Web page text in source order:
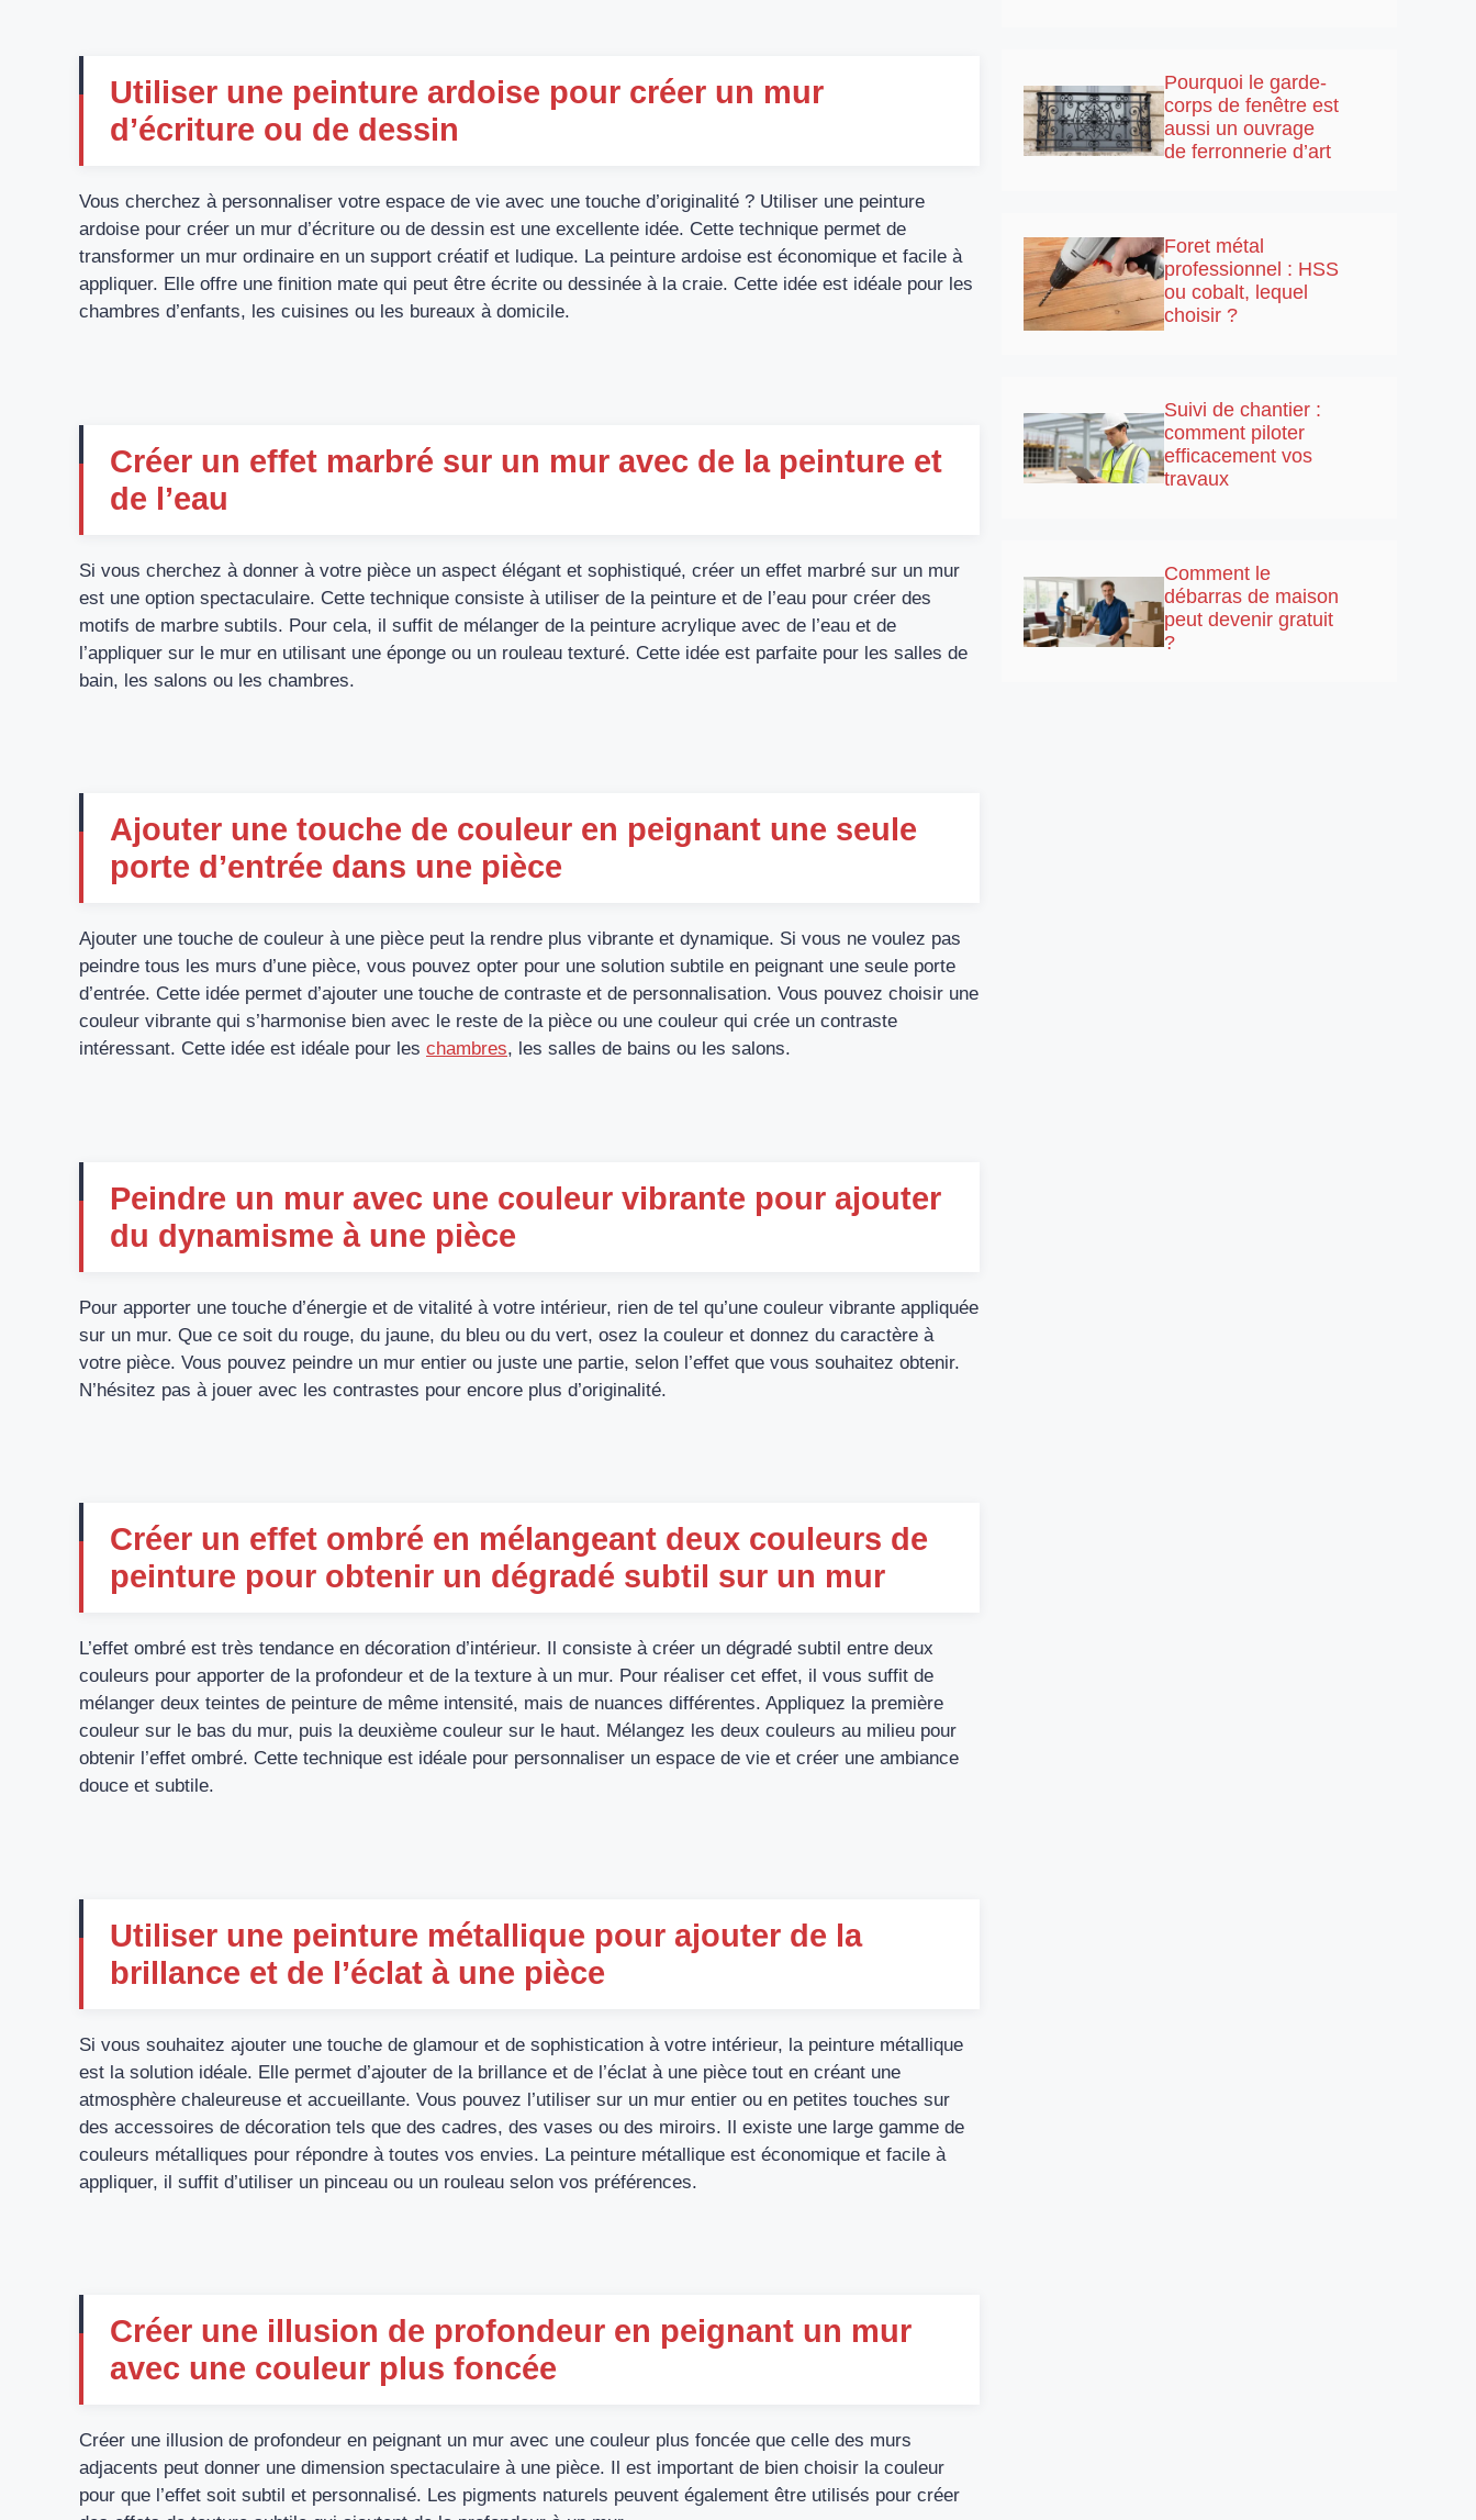
Utiliser une peinture ardoise pour créer un mur
d’écriture ou de dessin
Vous cherchez à personnaliser votre espace de vie avec une touche d’originalité ? Utiliser une peinture
ardoise pour créer un mur d’écriture ou de dessin est une excellente idée. Cette technique permet de
transformer un mur ordinaire en un support créatif et ludique. La peinture ardoise est économique et facile à
appliquer. Elle offre une finition mate qui peut être écrite ou dessinée à la craie. Cette idée est idéale pour les
chambres d’enfants, les cuisines ou les bureaux à domicile.
Créer un effet marbré sur un mur avec de la peinture et
de l’eau
Si vous cherchez à donner à votre pièce un aspect élégant et sophistiqué, créer un effet marbré sur un mur
est une option spectaculaire. Cette technique consiste à utiliser de la peinture et de l’eau pour créer des
motifs de marbre subtils. Pour cela, il suffit de mélanger de la peinture acrylique avec de l’eau et de
l’appliquer sur le mur en utilisant une éponge ou un rouleau texturé. Cette idée est parfaite pour les salles de
bain, les salons ou les chambres.
Ajouter une touche de couleur en peignant une seule
porte d’entrée dans une pièce
Ajouter une touche de couleur à une pièce peut la rendre plus vibrante et dynamique. Si vous ne voulez pas
peindre tous les murs d’une pièce, vous pouvez opter pour une solution subtile en peignant une seule porte
d’entrée. Cette idée permet d’ajouter une touche de contraste et de personnalisation. Vous pouvez choisir une
couleur vibrante qui s’harmonise bien avec le reste de la pièce ou une couleur qui crée un contraste
intéressant. Cette idée est idéale pour les chambres, les salles de bains ou les salons.
Peindre un mur avec une couleur vibrante pour ajouter
du dynamisme à une pièce
Pour apporter une touche d’énergie et de vitalité à votre intérieur, rien de tel qu’une couleur vibrante appliquée
sur un mur. Que ce soit du rouge, du jaune, du bleu ou du vert, osez la couleur et donnez du caractère à
votre pièce. Vous pouvez peindre un mur entier ou juste une partie, selon l’effet que vous souhaitez obtenir.
N’hésitez pas à jouer avec les contrastes pour encore plus d’originalité.
Créer un effet ombré en mélangeant deux couleurs de
peinture pour obtenir un dégradé subtil sur un mur
L’effet ombré est très tendance en décoration d’intérieur. Il consiste à créer un dégradé subtil entre deux
couleurs pour apporter de la profondeur et de la texture à un mur. Pour réaliser cet effet, il vous suffit de
mélanger deux teintes de peinture de même intensité, mais de nuances différentes. Appliquez la première
couleur sur le bas du mur, puis la deuxième couleur sur le haut. Mélangez les deux couleurs au milieu pour
obtenir l’effet ombré. Cette technique est idéale pour personnaliser un espace de vie et créer une ambiance
douce et subtile.
Utiliser une peinture métallique pour ajouter de la
brillance et de l’éclat à une pièce
Si vous souhaitez ajouter une touche de glamour et de sophistication à votre intérieur, la peinture métallique
est la solution idéale. Elle permet d’ajouter de la brillance et de l’éclat à une pièce tout en créant une
atmosphère chaleureuse et accueillante. Vous pouvez l’utiliser sur un mur entier ou en petites touches sur
des accessoires de décoration tels que des cadres, des vases ou des miroirs. Il existe une large gamme de
couleurs métalliques pour répondre à toutes vos envies. La peinture métallique est économique et facile à
appliquer, il suffit d’utiliser un pinceau ou un rouleau selon vos préférences.
Créer une illusion de profondeur en peignant un mur
avec une couleur plus foncée
Créer une illusion de profondeur en peignant un mur avec une couleur plus foncée que celle des murs
adjacents peut donner une dimension spectaculaire à une pièce. Il est important de bien choisir la couleur
pour que l’effet soit subtil et personnalisé. Les pigments naturels peuvent également être utilisés pour créer
Pourquoi le garde-
corps de fenêtre est
aussi un ouvrage
de ferronnerie d’art
Foret métal
professionnel : HSS
ou cobalt, lequel
choisir ?
Suivi de chantier :
comment piloter
efficacement vos
travaux
Comment le
débarras de maison
peut devenir gratuit
?